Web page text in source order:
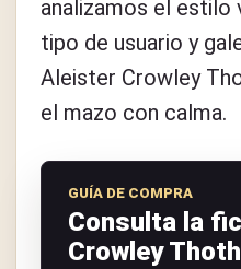
analizamos el estilo
tipo de usuario y
Aleister Crowley
el mazo con calma.
GUÍA DE COMPRA
Consulta la
Crowley